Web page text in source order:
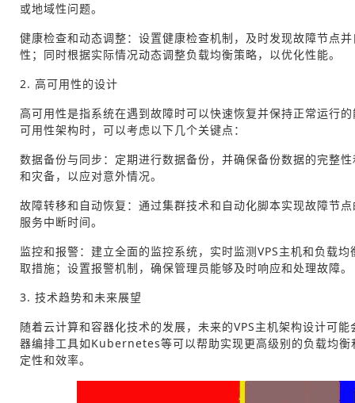
或地域性问题。
健康检查和动态调整：设置健康检查机制，及时发现故障节点
性；同时根据实际情况动态调整负载均衡策略，以优化性能。
2. 高可用性的设计
高可用性是指系统在遇到故障时可以快速恢复并保持正常运行
可用性架构时，可以考虑以下几个关键点：
数据备份与同步：定期进行数据备份，并确保备份数据的完整
和灾备，以应对意外情况。
故障转移和自动恢复：通过集群技术和自动化脚本实现故障节
服务中断时间。
监控和报警：建立全面的监控系统，实时监测VPS主机和负载
取措施；设置报警机制，确保管理员能够及时响应和处理故障。
3. 技术趋势和未来展望
随着云计算和容器化技术的发展，未来的VPS主机架构设计可
器编排工具如Kubernetes等可以帮助实现更高级别的负载均衡
定性和效率。